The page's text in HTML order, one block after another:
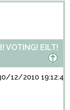
VOTING! EILT!
12/2010 19:12:47